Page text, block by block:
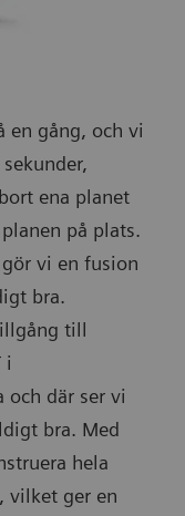
en gång, och vi
ena planet
på plats.
vi en fusion
bra.
till
i
och där ser vi
bra. Med
hela
vilket ger en